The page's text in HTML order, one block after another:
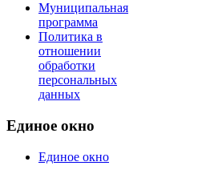
Муниципальная
программа
Политика в
отношении
обработки
персональных
данных
Единое окно
Единое окно